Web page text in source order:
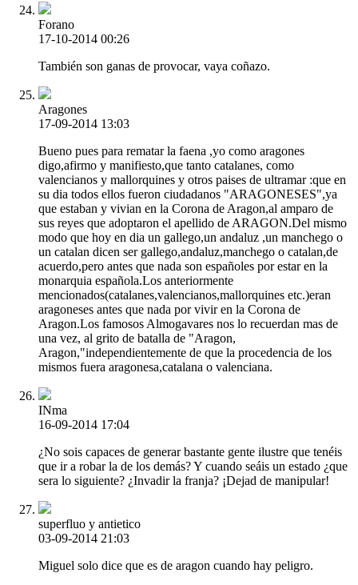
Forano
17-10-2014 00:26
También son ganas de provocar, vaya coñazo.
Aragones
17-09-2014 13:03
Bueno pues para rematar la faena ,yo como aragones
digo,afirmo y manifiesto,que tanto catalanes, como
valencianos y mallorquines y otros paises de ultramar :que en
su dia todos ellos fueron ciudadanos "ARAGONESES",ya
que estaban y vivian en la Corona de Aragon,al amparo de
sus reyes que adoptaron el apellido de ARAGON.Del mismo
modo que hoy en dia un gallego,un andaluz ,un manchego o
un catalan dicen ser gallego,andaluz,manchego o catalan,de
acuerdo,pero antes que nada son españoles por estar en la
monarquia española.Los anteriormente
mencionados(catalanes,valencianos,mallorquines etc.)eran
aragoneses antes que nada por vivir en la Corona de
Aragon.Los famosos Almogavares nos lo recuerdan mas de
una vez, al grito de batalla de "Aragon,
Aragon,"independientemente de que la procedencia de los
mismos fuera aragonesa,catalana o valenciana.
INma
16-09-2014 17:04
¿No sois capaces de generar bastante gente ilustre que tenéis
que ir a robar la de los demás? Y cuando seáis un estado ¿que
sera lo siguiente? ¿Invadir la franja? ¡Dejad de manipular!
superfluo y antietico
03-09-2014 21:03
Miguel solo dice que es de aragon cuando hay peligro.